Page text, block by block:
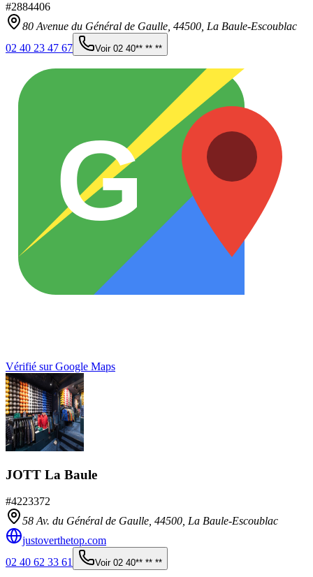
#2884406
80 Avenue du Général de Gaulle, 44500 La Baule-Escoublac
02 40 23 47 67
Voir 02 40** ** **
G
Vérifié sur Google Maps
JOTT La Baule
#4223372
58 Av. du Général de Gaulle, 44500 La Baule-Escoublac
justoverthetop.com
02 40 62 33 61
Voir 02 40** ** **